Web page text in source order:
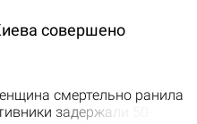
инстанции
лишению
выпустили из-
пресечения на личное
совершено
смертельно ранила
задержали 50-